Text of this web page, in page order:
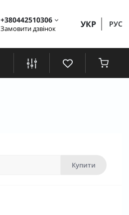
+380442510306
Замовити дзвінок УКР РУС
Купити